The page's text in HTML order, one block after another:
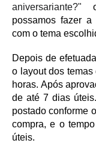
aniversariante?"
possamos fazer
com o tema
Depois de
o layout dos
horas. Após
de até 7 dias
postado conforme
compra, e o
úteis.